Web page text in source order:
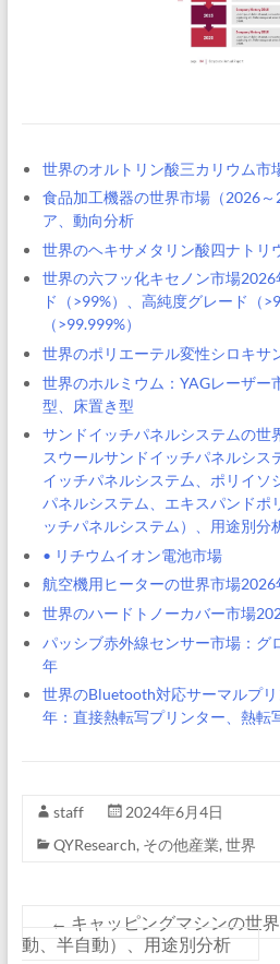
世界のオルトリン酸三カリウム市
食品加工機器の世界市場（2026
ア、動向分析
世界のヘキサメタリン酸四ナトリ
世界の六フッ化キセノン市場
ド（>99%）、高純度グレード（
（>99.999%）
世界のポリエーテル変性シロキサ
世界のホルミウム：YAGレーザー
型、床置き型
サンドイッチパネルシステムの世
スウールサンドイッチパネルシス
イッチパネルシステム、ポリイソ
パネルシステム、エキスパンドポ
ッチパネルシステム）、用途別分
• リチウムイオン電池市場
航空機用ヒーターの世界市場2026
世界のハードトノーカバー市場
パッシブ赤外線センサー市場：グ
年
世界のBluetooth対応サーマルプ
年：直接熱転写プリンター、熱転
staff
2024年6月4日
QYResearch, その他産業, 世界
← キャッピングマシンの世
動、半自動）、用途別分析